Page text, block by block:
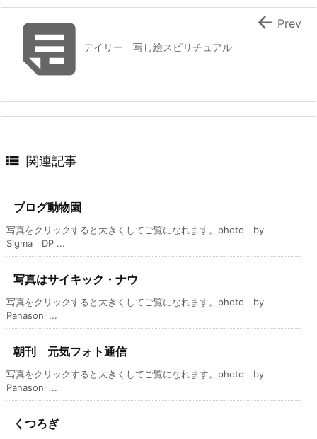
デイリー 写し絵スピリチュアル
 Prev
 関連記事
ブログ動物園
写真をクリックすると大きくしてご覧になれます。photo by
Sigma DP ...
写真はサイキック・ナウ
写真をクリックすると大きくしてご覧になれます。photo by
Panasoni ...
朝刊 元気フォト通信
写真をクリックすると大きくしてご覧になれます。photo by
Panasoni ...
くつろぎ